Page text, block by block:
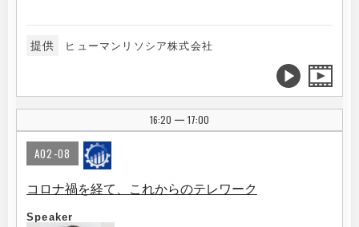
提供 ヒューマンリソシア株式会社
16:20 | 17:00
A02-08
コロナ禍を経て、これからのテレワーク
Speaker